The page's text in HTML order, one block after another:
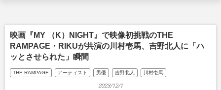
映画『MY （K）NIGHT』で映像初挑戦のTHE
RAMPAGE・RIKUが共演の川村壱馬、吉野北人に「ハ
ッとさせられた」瞬間
THE RAMPAGE アーティスト 男優 吉野北人 川村壱馬
2023/12/1